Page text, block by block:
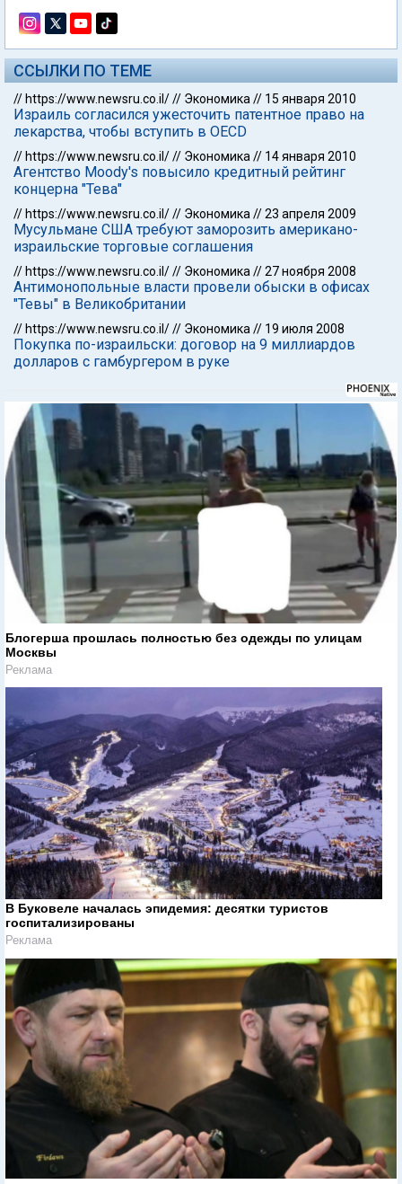
ССЫЛКИ ПО ТЕМЕ
// https://www.newsru.co.il/// Экономика // 15 января 2010
Израиль согласился ужесточить патентное право на
лекарства, чтобы вступить в OECD
// https://www.newsru.co.il/// Экономика // 14 января 2010
Агентство Moody's повысило кредитный рейтинг
концерна "Тева"
// https://www.newsru.co.il/// Экономика //23 апреля 2009
Мусульмане США требуют заморозить американо-
израильские торговые соглашения
// https://www.newsru.co.il/// Экономика //27 ноября 2008
Антимонопольные власти провели обыски в офисах
"Тевы" в Великобритании
// https://www.newsru.co.il/// Экономика // 19 июля 2008
Покупка по-израильски: договор на 9 миллиардов
долларов с гамбургером в руке
Блогерша прошлась полностью без одежды по улицам
Москвы
Реклама
В Буковеле началась эпидемия: десятки туристов
госпитализированы
Реклама